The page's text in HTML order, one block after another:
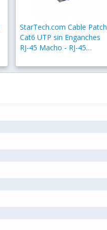
StarTech.com Cable Patch
Cat6 UTP sin Enganches
RJ-45 Macho - RJ-45